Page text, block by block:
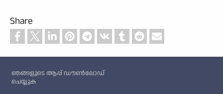
Share
ഞങ്ങളുടെ ആപ്പ് ഡൗൺലോഡ്
ചെയ്യുക